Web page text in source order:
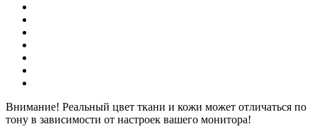
Внимание! Реальный цвет ткани и кожи может отличаться по
тону в зависимости от настроек вашего монитора!